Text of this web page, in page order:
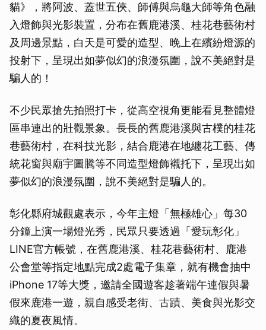
貓》，將阿波、蓋世五俠、師傅與烏龜大師等角色融
入燈飾與光影裝置，分布在舊鹿港溪、桂花巷藝術村
及周邊景點，白天是可愛的造型、晚上在繽紛燈源的
投射下，呈現出如夢似幻的浪漫氛圍，說不美絕對是
騙人的！
不少民眾搶先拍照打卡，從高空視角更能看見整體燈
區串連出的壯觀景象。長長的舊鹿港溪與古樸的桂花
巷藝術村，在科技光影，結合鹿港在地纏花工藝、傳
統花窗與廟宇圖騰等不同造型燈飾襯托下，呈現出如
夢似幻的浪漫氛圍，說不美絕對是騙人的。
彰化縣府城觀處表示，今年主燈「無極雄心」每30
分鐘上演一場燈光秀，民眾只要透過「愛玩彰化」
LINE官方帳號，在舊鹿港溪、桂花巷藝術村、鹿港
公會堂等指定地點完成2處電子集章，就有機會抽中
iPhone 17等大獎，邀請全國遊客趁著端午連假與暑
假來鹿港一遊，親自感受老街、古蹟、美食與光影交
織的夏夜風情。